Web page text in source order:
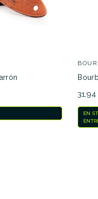
EN